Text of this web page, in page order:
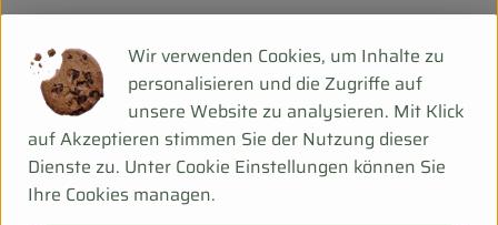
Herkunft
Hersteller: SDS
Deutschland
Schröder's Bio Fleisch- und Wurstwaren
Wir verwenden Cookies, um Inhalte zu
personalisieren und die Zugriffe auf
unsere Website zu analysieren. Mit Klick
auf Akzeptieren stimmen Sie der Nutzung dieser
Dienste zu. Unter Cookie Einstellungen können Sie
Ihre Cookies managen.